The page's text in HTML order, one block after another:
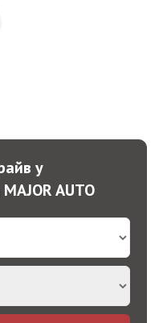
у
AUTO